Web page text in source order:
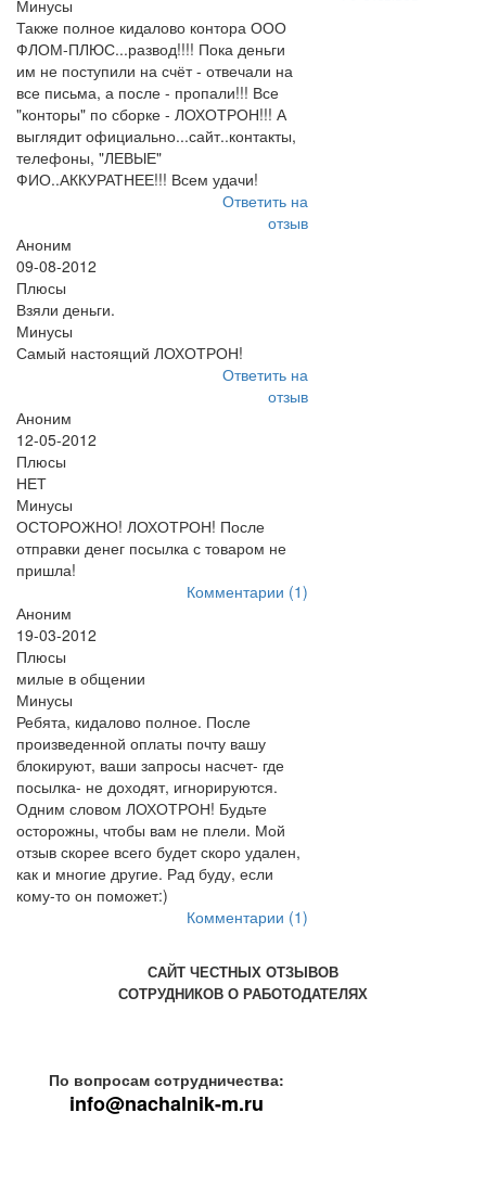
Минусы
Также полное кидалово контора ООО
ФЛОМ-ПЛЮС...развод!!!! Пока деньги
им не поступили на счёт - отвечали на
все письма, а после - пропали!!! Все
"конторы" по сборке - ЛОХОТРОН!!! А
выглядит официально...сайт..контакты,
телефоны, "ЛЕВЫЕ"
ФИО..АККУРАТНЕЕ!!! Всем удачи!
Ответить на
отзыв
Аноним
09-08-2012
Плюсы
Взяли деньги.
Минусы
Самый настоящий ЛОХОТРОН!
Ответить на
отзыв
Аноним
12-05-2012
Плюсы
НЕТ
Минусы
ОСТОРОЖНО! ЛОХОТРОН! После
отправки денег посылка с товаром не
пришла!
Комментарии (1)
Аноним
19-03-2012
Плюсы
милые в общении
Минусы
Ребята, кидалово полное. После
произведенной оплаты почту вашу
блокируют, ваши запросы насчет- где
посылка- не доходят, игнорируются.
Одним словом ЛОХОТРОН! Будьте
осторожны, чтобы вам не плели. Мой
отзыв скорее всего будет скоро удален,
как и многие другие. Рад буду, если
кому-то он поможет:)
Комментарии (1)
САЙТ ЧЕСТНЫХ ОТЗЫВОВ
СОТРУДНИКОВ О РАБОТОДАТЕЛЯХ
По вопросам сотрудничества:
info@nachalnik-m.ru